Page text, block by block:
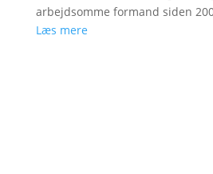
arbejdsomme formand siden
Læs mere